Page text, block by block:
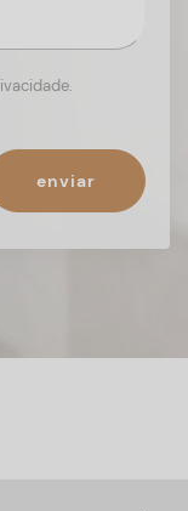
enviar